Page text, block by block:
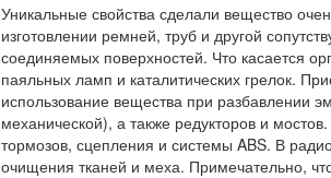
Уникальные свойства сделали вещество
изготовлении ремней, труб и другой
соединяемых поверхностей. Что касается
паяльных ламп и каталитических грелок.
использование вещества при разбавлении
механической), а также редукторов и
тормозов, сцепления и системы ABS. В
очищения тканей и меха. Примечательно,